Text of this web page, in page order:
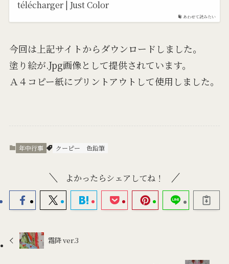
あわせて読みたい
télécharger | Just Color
今回は上記サイトからダウンロードしました。
塗り絵が.Jpg画像として提供されています。
Ａ４コピー紙にプリントアウトして使用しました。
年中行事 クーピー 色鉛筆
よかったらシェアしてね！
霜降 ver.3